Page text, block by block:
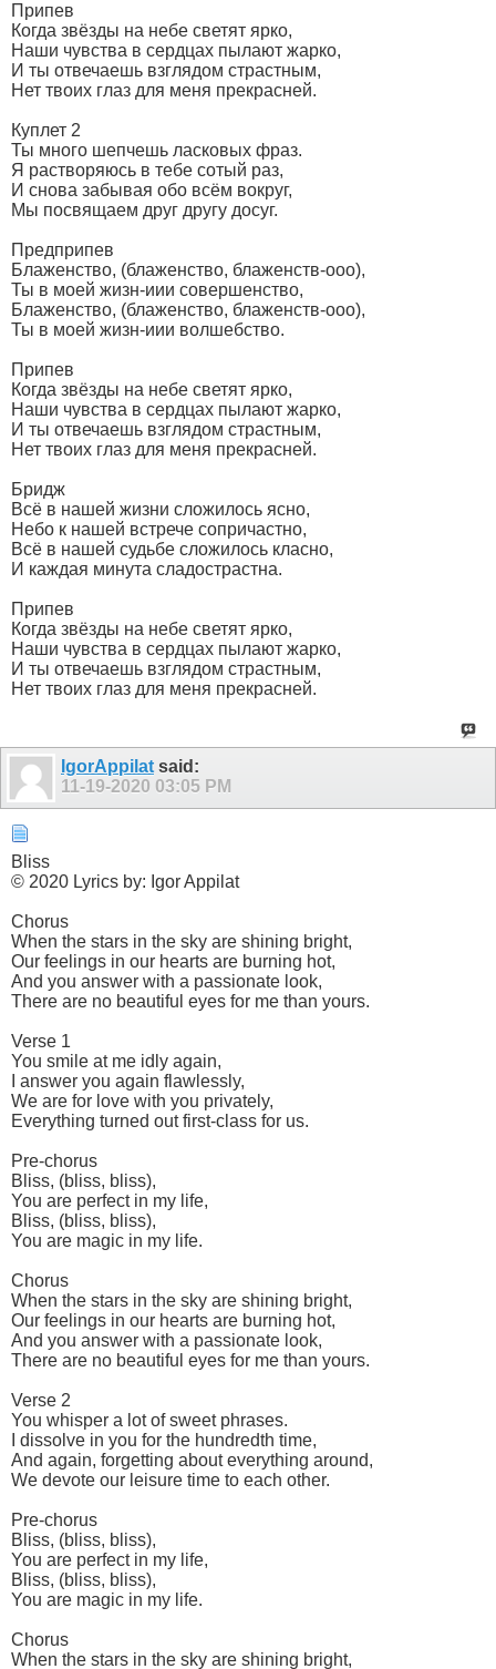
Припев
Когда звёзды на небе светят ярко,
Наши чувства в сердцах пылают жарко,
И ты отвечаешь взглядом страстным,
Нет твоих глаз для меня прекрасней.
Куплет 2
Ты много шепчешь ласковых фраз.
Я растворяюсь в тебе сотый раз,
И снова забывая обо всём вокруг,
Мы посвящаем друг другу досуг.
Предприпев
Блаженство, (блаженство, блаженств-ооо),
Ты в моей жизн-иии совершенство,
Блаженство, (блаженство, блаженств-ооо),
Ты в моей жизн-иии волшебство.
Припев
Когда звёзды на небе светят ярко,
Наши чувства в сердцах пылают жарко,
И ты отвечаешь взглядом страстным,
Нет твоих глаз для меня прекрасней.
Бридж
Всё в нашей жизни сложилось ясно,
Небо к нашей встрече сопричастно,
Всё в нашей судьбе сложилось класно,
И каждая минута сладострастна.
Припев
Когда звёзды на небе светят ярко,
Наши чувства в сердцах пылают жарко,
И ты отвечаешь взглядом страстным,
Нет твоих глаз для меня прекрасней.
IgorAppilat said:
11-19-2020 03:05 PM
Bliss
© 2020 Lyrics by: Igor Appilat
Chorus
When the stars in the sky are shining bright,
Our feelings in our hearts are burning hot,
And you answer with a passionate look,
There are no beautiful eyes for me than yours.
Verse 1
You smile at me idly again,
I answer you again flawlessly,
We are for love with you privately,
Everything turned out first-class for us.
Pre-chorus
Bliss, (bliss, bliss),
You are perfect in my life,
Bliss, (bliss, bliss),
You are magic in my life.
Chorus
When the stars in the sky are shining bright,
Our feelings in our hearts are burning hot,
And you answer with a passionate look,
There are no beautiful eyes for me than yours.
Verse 2
You whisper a lot of sweet phrases.
I dissolve in you for the hundredth time,
And again, forgetting about everything around,
We devote our leisure time to each other.
Pre-chorus
Bliss, (bliss, bliss),
You are perfect in my life,
Bliss, (bliss, bliss),
You are magic in my life.
Chorus
When the stars in the sky are shining bright,